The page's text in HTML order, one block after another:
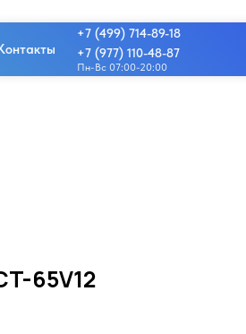
Пн-Вс 07:00-20:00
+7 (499) 714-89-18
+7 (977) 110-48-87
65V12